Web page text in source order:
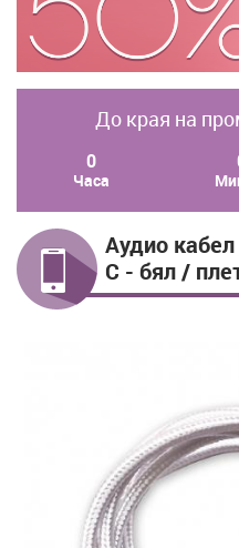
До края на
0
Часа
Аудио
C - бял /